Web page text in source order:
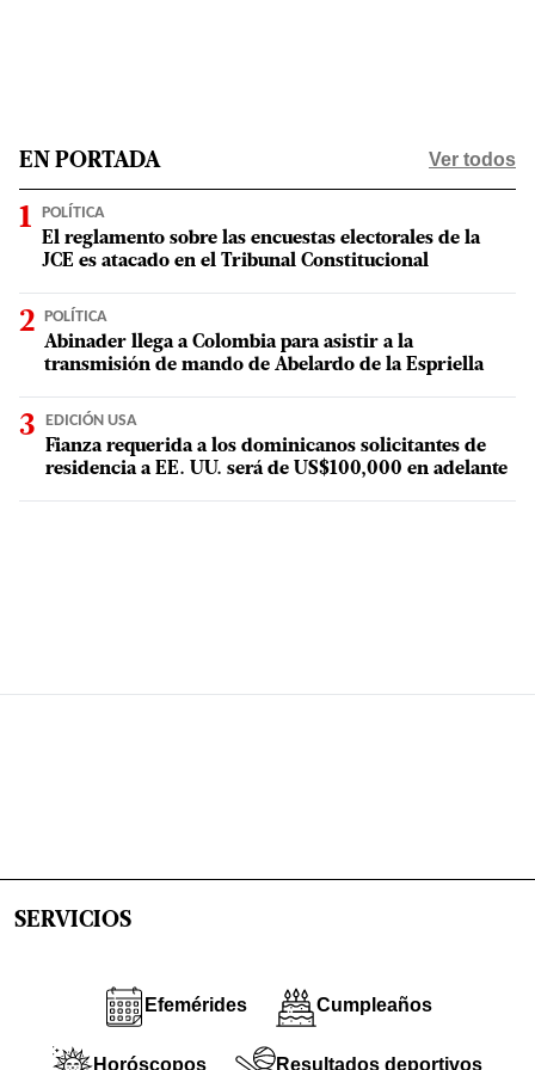
EN PORTADA Ver todos
POLÍTICA
El reglamento sobre las encuestas electorales de la
JCE es atacado en el Tribunal Constitucional
POLÍTICA
Abinader llega a Colombia para asistir a la
transmisión de mando de Abelardo de la Espriella
EDICIÓN USA
Fianza requerida a los dominicanos solicitantes de
residencia a EE. UU. será de US$100,000 en adelante
SERVICIOS
Efemérides Cumpleaños
Horóscopos Resultados deportivos